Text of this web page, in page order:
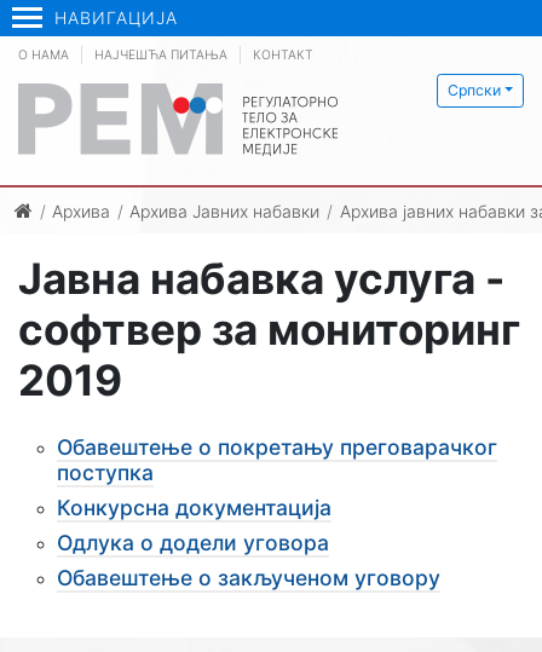
НАВИГАЦИЈА
Српски
О НАМА НАЈЧЕШЋА ПИТАЊА КОНТАКТ
Архива Архива Јавних набавки Архива јавних набавки
Јавна набавка услуга -
софтвер за мониторинг
2019
Обавештење о покретању преговарачког
поступка
Конкурсна документација
Одлука о додели уговора
Обавештење о закљученом уговору